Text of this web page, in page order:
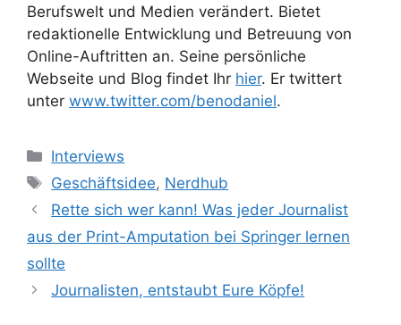
Berufswelt und Medien verändert. Bietet
redaktionelle Entwicklung und Betreuung von
Online-Auftritten an. Seine persönliche
Webseite und Blog findet Ihr hier. Er twittert
unter www.twitter.com/benodaniel.
Kategorien
Interviews
Schlagwörter
Geschäftsidee, Nerdhub
Rette sich wer kann! Was jeder Journalist
aus der Print-Amputation bei Springer lernen
sollte
Journalisten, entstaubt Eure Köpfe!